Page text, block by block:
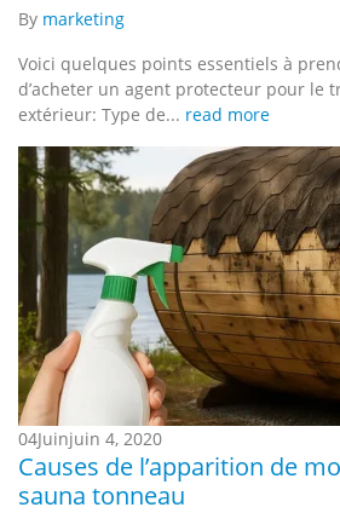
By marketing
Voici quelques points essentiels à
d’acheter un agent protecteur pour le
extérieur: Type de... read more
04Juinjuin 4, 2020
Causes de l’apparition de
sauna tonneau